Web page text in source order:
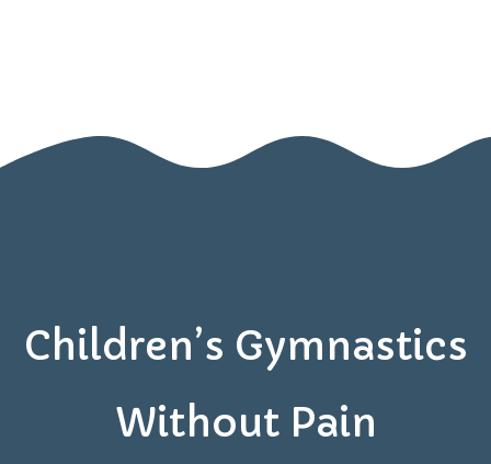
Children’s Gymnastics
Without Pain